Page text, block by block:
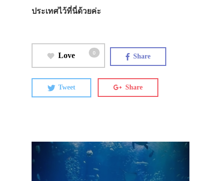
ประเทศไว้ที่นี่ด้วยค่ะ
Love 0 Share
Tweet Share